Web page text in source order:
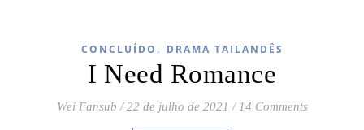
CONCLUÍDO , DRAMA TAILANDÊS
I Need Romance
Wei Fansub / 22 de julho de 2021 / 14 Comments